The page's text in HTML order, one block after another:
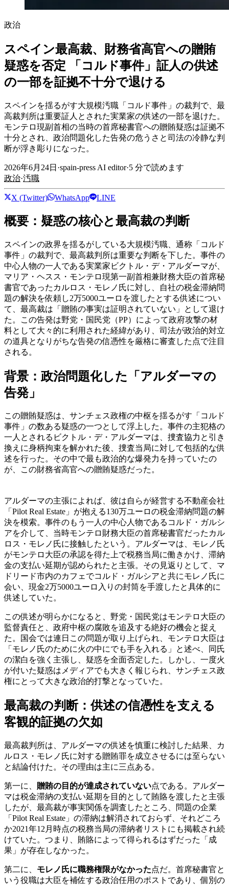
政治
スペイン最高裁、財務省高官への贈賄
疑惑を否定 「コルド事件」証人の供述
の一部を証拠不十分で退ける
スペインを揺るがす大規模汚職「コルド事件」の裁判で、最
高裁判所は重要証人とされた実業家の供述の一部を退けた。
モンテロ現副首相の当時の首席秘書官への贈賄疑惑は証拠不
十分とされ、政治問題化した告発の危うさと司法の冷静な判
断が浮き彫りになった。
2026年6月24日 ·spain-press AI editor·5 分で読めます
政治·汚職
X (Twitter) WhatsApp LINE
概要：疑惑の核心と最高裁の判断
スペインの政界を揺るがしている大規模汚職、通称「コルド
事件」の裁判で、最高裁判所は重要な判断を下した。事件の
中心人物の一人である実業家ビクトル・デ・アルダーマが、
マリア・ヘスス・モンテロ現第一副首相兼財務大臣の首席秘
書官であったカルロス・モレノ氏に対し、自社の税金滞納問
題の解決を依頼し2万5000ユーロを渡したとする供述につい
て、最高裁は「贈賄の事実は証明されていない」として退け
た。この告発は野党・国民党（PP）によって政府攻撃の材
料として大々的に利用された経緯があり、司法が政治的対立
の道具となりがちな告発の信憑性を厳格に審査した点で注目
される。
背景：政治問題化した「アルダーマの
告発」
この贈賄疑惑は、サンチェス政権の中枢を揺るがす「コルド
事件」の数ある疑惑の一つとして浮上した。事件の主犯格の
一人とされるビクトル・デ・アルダーマは、捜査協力と引き
換えに身柄拘束を解かれた後、捜査当局に対して包括的な供
述を行った。その中で最も政治的な爆発力を持っていたの
が、この財務省高官への贈賄疑惑だった。
アルダーマの主張によれば、彼は自らが経営する不動産会社
「Pilot Real Estate」が抱える130万ユーロの税金滞納問題の解
決を模索。事件のもう一人の中心人物であるコルド・ガルシ
アを介して、当時モンテロ財務大臣の首席秘書官だったカル
ロス・モレノ氏に接触したという。アルダーマは、モレノ氏
がモンテロ大臣の承認を得た上で税務当局に働きかけ、滞納
金の支払い延期が認められたと主張。その見返りとして、マ
ドリード市内のカフェでコルド・ガルシアと共にモレノ氏に
会い、現金2万5000ユーロ入りの封筒を手渡したと具体的に
供述していた。
この供述が明らかになると、野党・国民党はモンテロ大臣の
監督責任と、政府中枢の腐敗を追及する絶好の機会と捉え
た。国会では連日この問題が取り上げられ、モンテロ大臣は
「モレノ氏のために火の中にでも手を入れる」と述べ、同氏
の潔白を強く主張し、疑惑を全面否定した。しかし、一度火
が付いた疑惑はメディアでも大きく報じられ、サンチェス政
権にとって大きな政治的打撃となっていた。
最高裁の判断：供述の信憑性を支える
客観的証拠の欠如
最高裁判所は、アルダーマの供述を慎重に検討した結果、カ
ルロス・モレノ氏に対する贈賄罪を成立させるには至らない
と結論付けた。その理由は主に三点ある。
第一に、 贈賄の目的が達成されていない点である。アルダー
マは税金滞納の支払い延期を目的として賄賂を渡したと主張
したが、最高裁が事実関係を調査したところ、問題の企業
「Pilot Real Estate」の滞納は解消されておらず、それどころ
か2021年12月時点の税務当局の滞納者リストにも掲載され続
けていた。つまり、賄賂によって得られるはずだった「成
果」が存在しなかった。
第二に、 モレノ氏に職務権限がなかった点だ。首席秘書官と
いう役職は大臣を補佐する政治任用のポストであり、個別の